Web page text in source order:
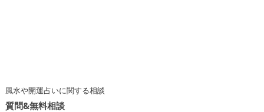
風水や開運占いに関する相談
質問&無料相談